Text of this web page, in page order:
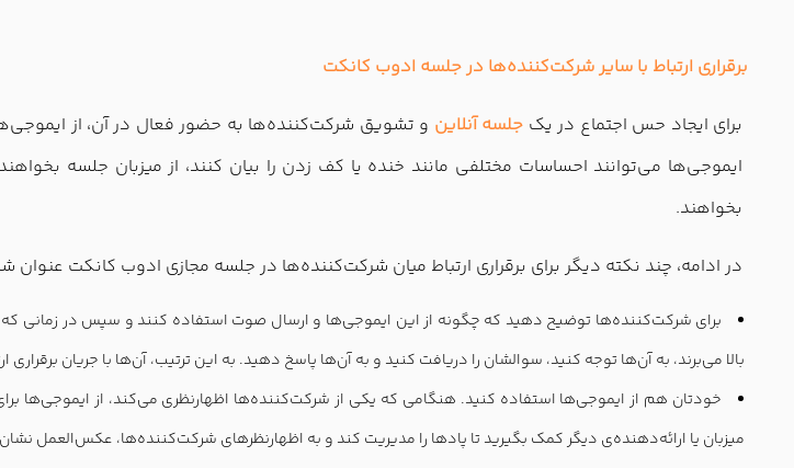
برقراری ارتباط با سایر شرکت‌کننده‌ها در جلسه ادوب کانکت
برای ایجاد حس اجتماع در یک جلسه آنلاین و تشویق شرکت‌کننده‌ها به حضور فعال در آن، از
ایموجی‌ها می‌توانند احساسات مختلفی مانند خنده یا کف زدن را بیان کنند، از میزبان جلسه
بخواهند.
در ادامه، چند نکته دیگر برای برقراری ارتباط میان شرکت‌کننده‌ها در جلسه مجازی ادوب کانکت
برای شرکت‌کننده‌ها توضیح دهید که چگونه از این ایموجی‌ها و ارسال صوت استفاده کنند و سپس در زمانی
بالا می‌برند، به آن‌ها توجه کنید، سوالشان را دریافت کنید و به آن‌ها پاسخ دهید. به این ترتیب، آن‌ها با جریان
خودتان هم از ایموجی‌ها استفاده کنید. هنگامی که یکی از شرکت‌کننده‌ها اظهارنظری می‌کند، از ایموجی‌ها
میزبان یا ارائه‌دهنده‌ی دیگر کمک بگیرید تا پادها را مدیریت کند و به اظهارنظرهای شرکت‌کننده‌ها، عکس‌العمل